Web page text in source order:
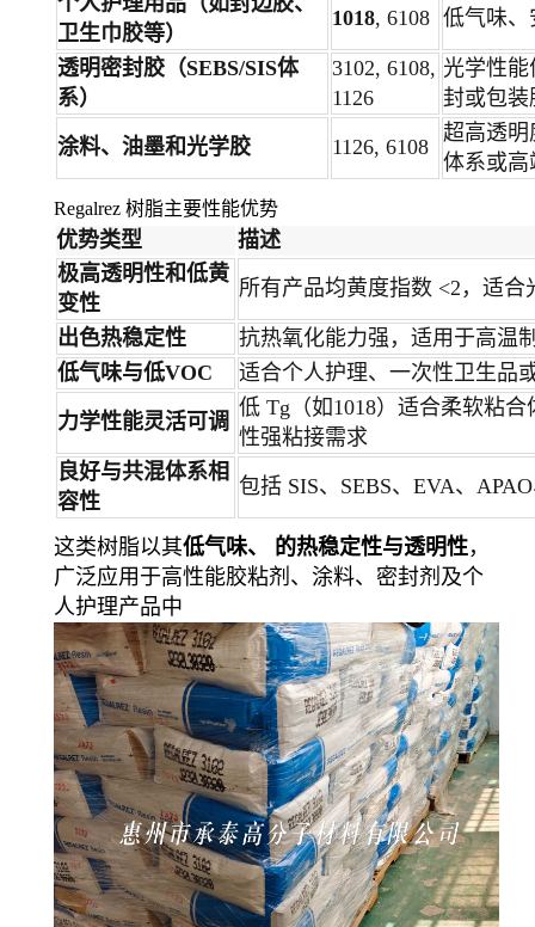
卫生巾胶等）
1018, 6108 低气味、
透明密封胶（SEBS/SIS体
系）
3102, 6108,
1126
光学性
封或包装
涂料、油墨和光学胶 1126, 6108
超高透
体系或高
Regalrez 树脂主要性能优势
优势类型
描述
极高透明性和低黄
变性
所有产品均黄度指数 <2，适
出色热稳定性
抗热氧化能力强，适用于高温
低气味与低VOC
适合个人护理、一次性卫生品
力学性能灵活可调
低 Tg（如1018）适合柔软粘
性强粘接需求
良好与共混体系相
容性
包括 SIS、SEBS、EVA、
这类树脂以其低气味、 的热稳定性与透明性，
广泛应用于高性能胶粘剂、涂料、密封剂及个
人护理产品中